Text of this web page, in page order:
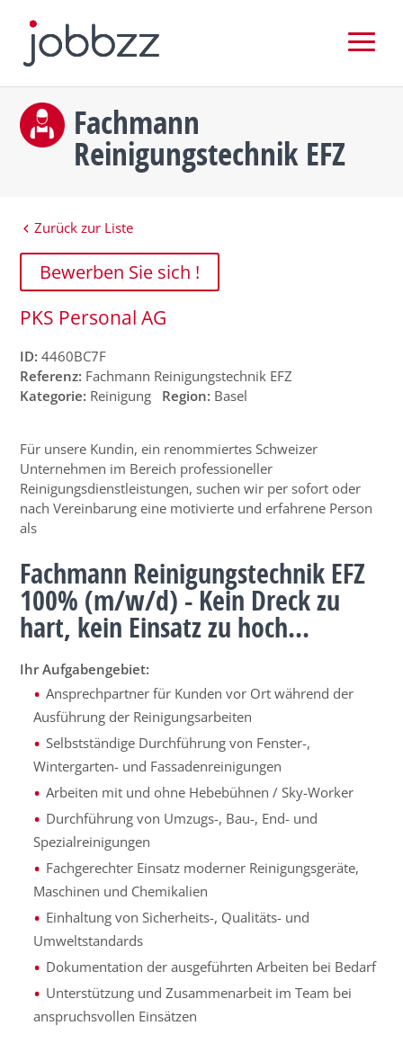
Fachmann
Reinigungstechnik EFZ
Zurück zur Liste
Bewerben Sie sich !
PKS Personal AG
ID: 4460BC7F
Referenz: Fachmann Reinigungstechnik EFZ
Kategorie: Reinigung Region: Basel
Für unsere Kundin, ein renommiertes Schweizer
Unternehmen im Bereich professioneller
Reinigungsdienstleistungen, suchen wir per sofort oder
nach Vereinbarung eine motivierte und erfahrene Person
als
Fachmann Reinigungstechnik EFZ
100% (m/w/d) - Kein Dreck zu
hart, kein Einsatz zu hoch...
Ihr Aufgabengebiet:
Ansprechpartner für Kunden vor Ort während der
Ausführung der Reinigungsarbeiten
Selbstständige Durchführung von Fenster-,
Wintergarten- und Fassadenreinigungen
Arbeiten mit und ohne Hebebühnen / Sky-Worker
Durchführung von Umzugs-, Bau-, End- und
Spezialreinigungen
Fachgerechter Einsatz moderner Reinigungsgeräte,
Maschinen und Chemikalien
Einhaltung von Sicherheits-, Qualitäts- und
Umweltstandards
Dokumentation der ausgeführten Arbeiten bei Bedarf
Unterstützung und Zusammenarbeit im Team bei
anspruchsvollen Einsätzen